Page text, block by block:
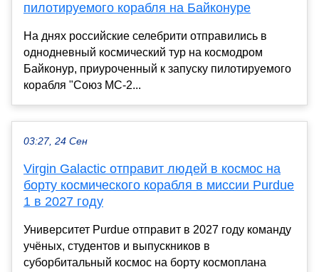
пилотируемого корабля на Байконуре
На днях российские селебрити отправились в
однодневный космический тур на космодром
Байконур, приуроченный к запуску пилотируемого
корабля "Союз МС-2...
03:27, 24 Сен
Virgin Galactic отправит людей в космос на
борту космического корабля в миссии Purdue
1 в 2027 году
Университет Purdue отправит в 2027 году команду
учёных, студентов и выпускников в
суборбитальный космос на борту космоплана